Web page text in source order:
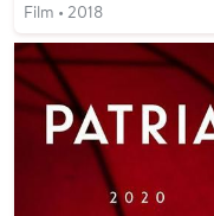
Film • 2018